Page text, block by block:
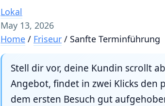
Lokal
May 13, 2026
Home / Friseur / Sanfte Terminführung
Stell dir vor, deine Kundin scrollt
Angebot, findet in zwei Klicks den
dem ersten Besuch gut